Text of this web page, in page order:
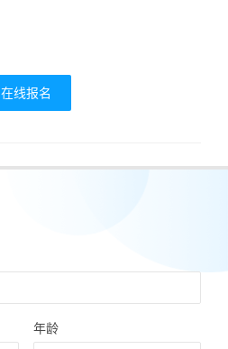
在线报名
年龄